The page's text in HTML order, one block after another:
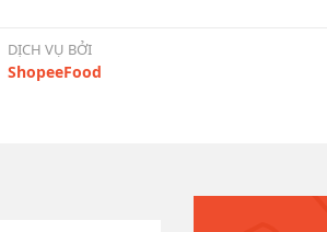
DỊCH VỤ BỞI
ShopeeFood